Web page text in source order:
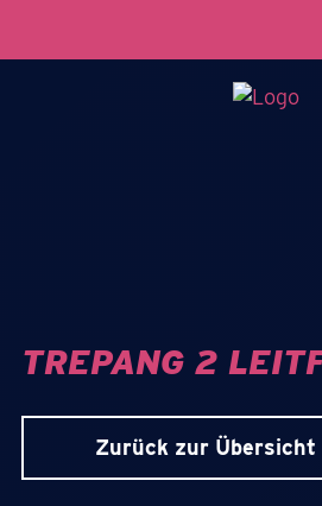
TREPANG 2
Zurück zur Übersicht